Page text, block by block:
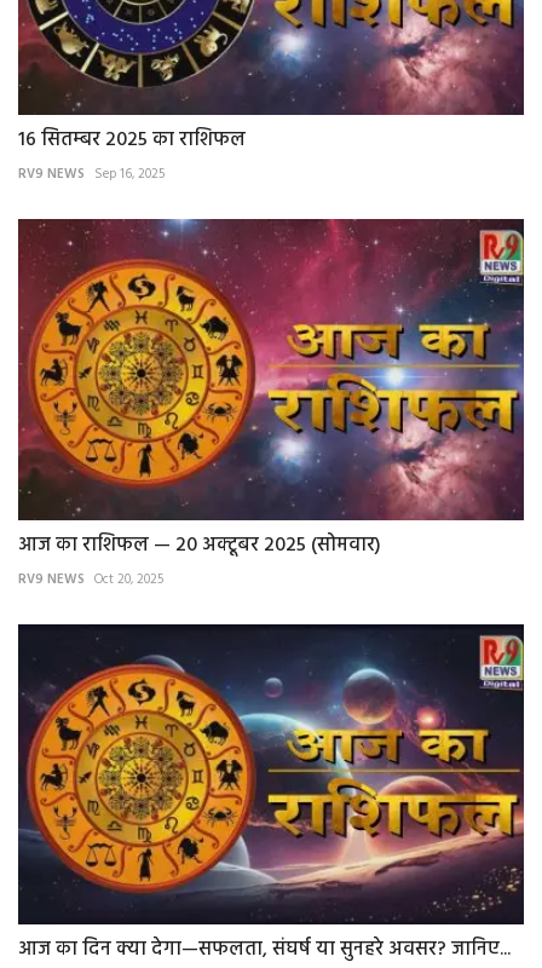
16 सितम्बर 2025 का राशिफल
RV9 NEWS Sep 16, 2025
आज का राशिफल — 20 अक्टूबर 2025 (सोमवार)
RV9 NEWS Oct 20, 2025
आज का दिन क्या देगा—सफलता, संघर्ष या सुनहरे अवसर? जानिए...